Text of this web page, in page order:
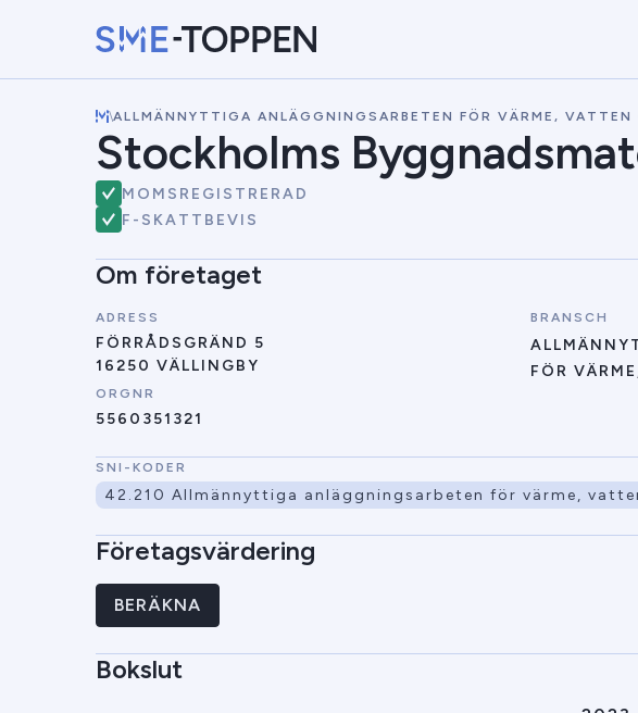
\ALLMÄNNYTTIGA ANLÄGGNINGSARBETEN FÖR VÄRME, VATTEN
Stockholms
MOMSREGISTRERAD
F-SKATTBEVIS
Om företaget
ADRESS
FÖRRÅDSGRÄND 5
16250 VÄLLINGBY
BRANSCH
FÖR
ORGNR
5560351321
SNI-KODER
42.210 Allmännyttiga anläggningsarbeten för värme,
Företagsvärdering
BERÄKNA
Bokslut